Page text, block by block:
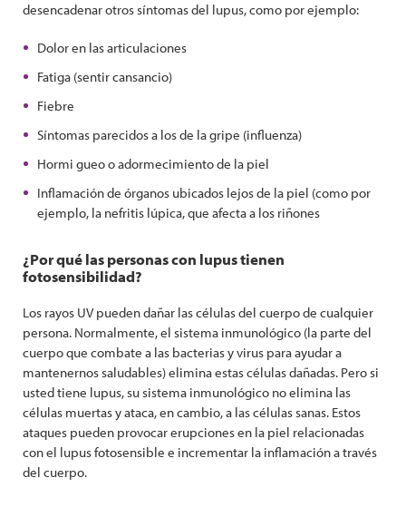
desencadenar otros síntomas del lupus, como por ejemplo:
Dolor en las articulaciones
Fatiga (sentir cansancio)
Fiebre
Síntomas parecidos a los de la gripe (influenza)
Hormi gueo o adormecimiento de la piel
Inflamación de órganos ubicados lejos de la piel (como por
ejemplo, la nefritis lúpica, que afecta a los riñones
¿Por qué las personas con lupus tienen
fotosensibilidad?
Los rayos UV pueden dañar las células del cuerpo de cualquier
persona. Normalmente, el sistema inmunológico (la parte del
cuerpo que combate a las bacterias y virus para ayudar a
mantenernos saludables) elimina estas células dañadas. Pero si
usted tiene lupus, su sistema inmunológico no elimina las
células muertas y ataca, en cambio, a las células sanas. Estos
ataques pueden provocar erupciones en la piel relacionadas
con el lupus fotosensible e incrementar la inflamación a través
del cuerpo.